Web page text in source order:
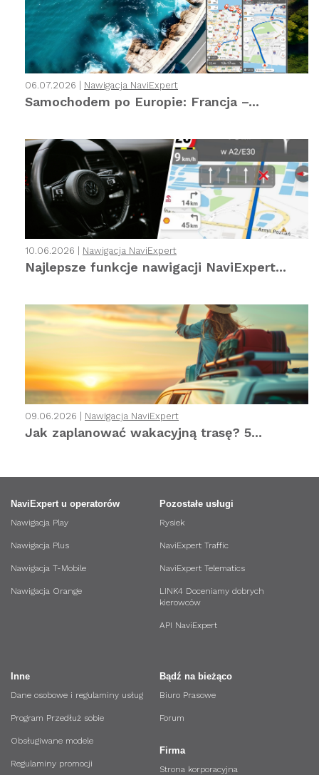
06.07.2026 | Nawigacja NaviExpert
Samochodem po Europie: Francja –...
10.06.2026 | Nawigacja NaviExpert
Najlepsze funkcje nawigacji NaviExpert...
09.06.2026 | Nawigacja NaviExpert
Jak zaplanować wakacyjną trasę? 5...
NaviExpert u operatorów
Nawigacja Play
Nawigacja Plus
Nawigacja T-Mobile
Nawigacja Orange
Pozostałe usługi
Rysiek
NaviExpert Traffic
NaviExpert Telematics
LINK4 Doceniamy dobrych
kierowców
API NaviExpert
Bądź na bieżąco
Biuro Prasowe
Forum
Firma
Strona korporacyjna
Inne
Dane osobowe i regulaminy usług
Program Przedłuż sobie
Obsługiwane modele
Regulaminy promocji